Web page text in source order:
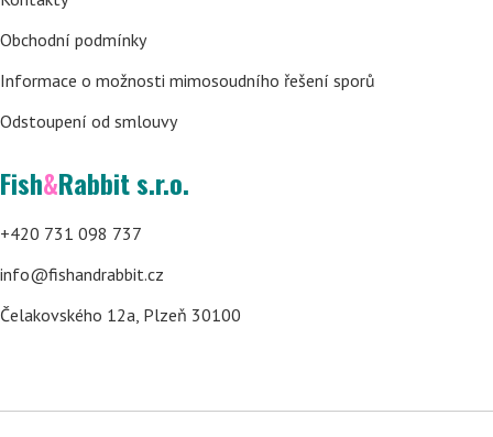
Obchodní podmínky
Informace o možnosti mimosoudního řešení sporů
Odstoupení od smlouvy
Fish&Rabbit s.r.o.
+420 731 098 737
info@fishandrabbit.cz
Čelakovského 12a, Plzeň 30100